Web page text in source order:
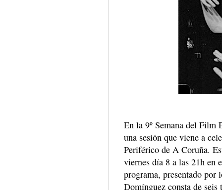
En la 9º Semana del Film
una sesión que viene a
Periférico de A Coruña.
viernes día 8 a las 21h
programa, presentado
Domínguez consta de